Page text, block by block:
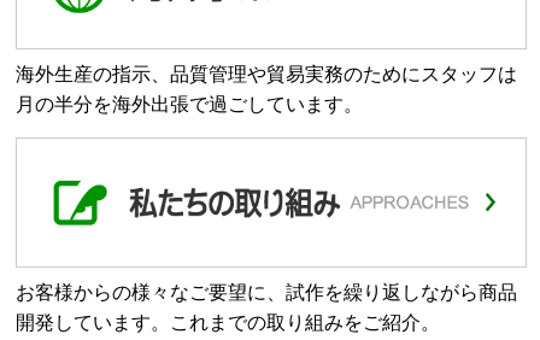
海外生産の指示、品質管理や貿易実務のためにスタッフは
月の半分を海外出張で過ごしています。
お客様からの様々なご要望に、試作を繰り返しながら商品
開発しています。これまでの取り組みをご紹介。